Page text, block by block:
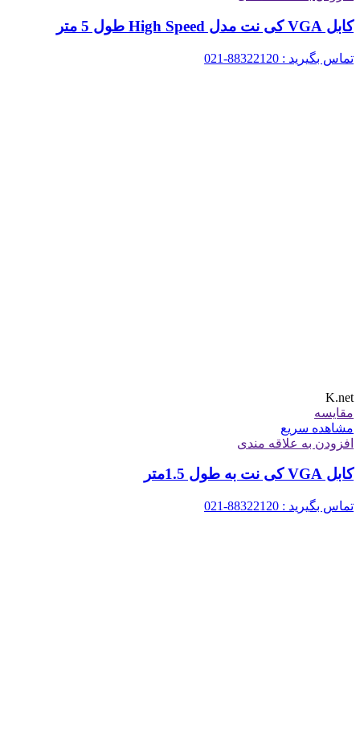
کابل VGA کی نت مدل High Speed طول 5 متر
تماس بگیرید : 88322120-021
K.net
مقایسه
مشاهده سریع
افزودن به علاقه مندی
کابل VGA کی نت به طول 1.5متر
تماس بگیرید : 88322120-021